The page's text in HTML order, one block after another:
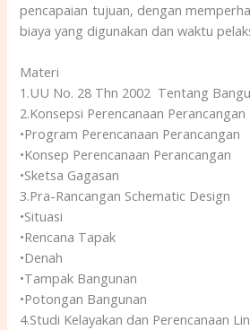
pencapaian tujuan, dengan
biaya yang digunakan dan waktu
Materi
1.UU No. 28 Thn 2002 Tentang
2.Konsepsi Perencanaan Perancangan
•Program Perencanaan Perancangan
•Konsep Perencanaan Perancangan
•Sketsa Gagasan
3.Pra-Rancangan Schematic Design
•Situasi
•Rencana Tapak
•Denah
•Tampak Bangunan
•Potongan Bangunan
4.Studi Kelayakan dan Perencanaan